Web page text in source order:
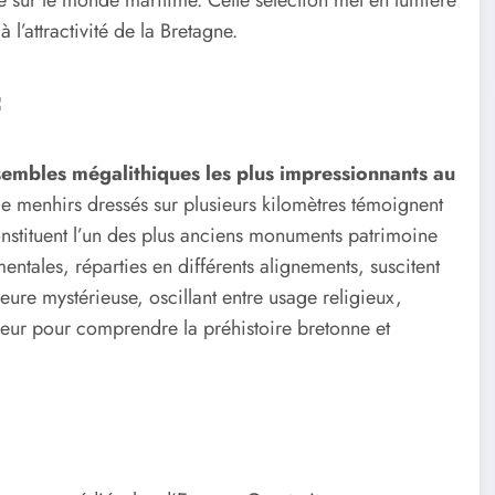
de la Bretagne.
mégalithiques les plus impressionnants au
dressés sur plusieurs kilomètres témoignent
l’un des plus anciens monuments patrimoine
réparties en différents alignements, suscitent
mystérieuse, oscillant entre usage religieux,
pour comprendre la préhistoire bretonne et